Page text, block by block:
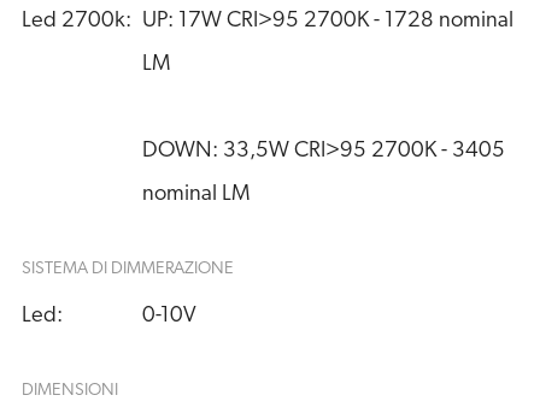
Led 2700k: UP: 17W CRI>95 2700K - 1728 nominal
LM
DOWN: 33,5W CRI>95 2700K - 3405
nominal LM
SISTEMA DI DIMMERAZIONE
Led: 0-10V
DIMENSIONI